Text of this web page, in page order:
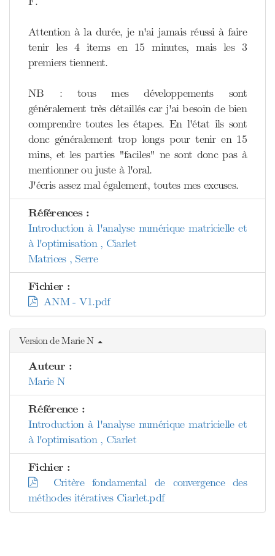
Attention à la durée, je n'ai jamais réussi à faire
tenir les 4 items en 15 minutes, mais les 3
premiers tiennent.
NB : tous mes développements sont
généralement très détaillés car j'ai besoin de bien
comprendre toutes les étapes. En l'état ils sont
donc généralement trop longs pour tenir en 15
mins, et les parties "faciles" ne sont donc pas à
mentionner ou juste à l'oral.
J'écris assez mal également, toutes mes excuses.
Références :
Introduction à l'analyse numérique matricielle et
à l'optimisation , Ciarlet
Matrices , Serre
Fichier :
ANM - V1.pdf
Version de Marie N
Auteur :
Marie N
Référence :
Introduction à l'analyse numérique matricielle et
à l'optimisation , Ciarlet
Fichier :
Critère fondamental de convergence des
méthodes itératives Ciarlet.pdf